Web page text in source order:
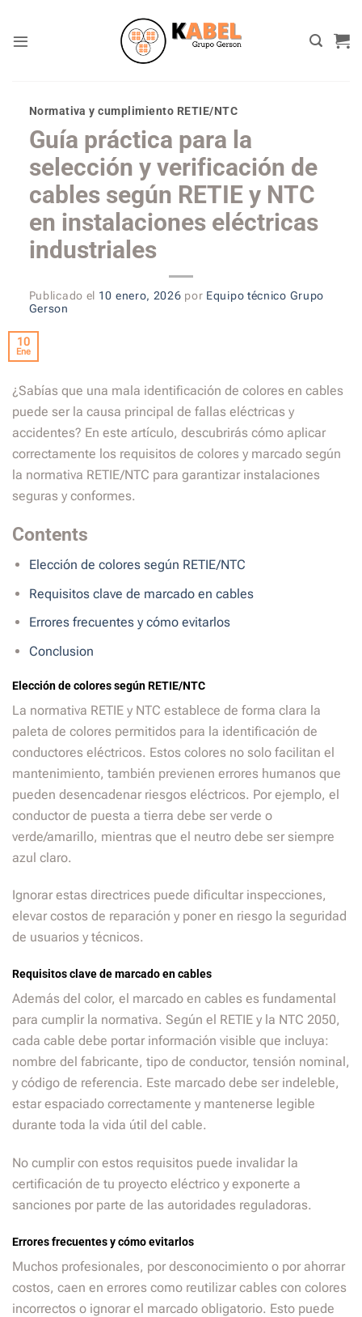
content
Normativa y cumplimiento RETIE/NTC
Guía práctica para la
selección y verificación de
cables según RETIE y NTC
en instalaciones eléctricas
industriales
Publicado el 10 enero, 2026 por Equipo técnico Grupo
Gerson
10
Ene
¿Sabías que una mala identificación de colores en cables
puede ser la causa principal de fallas eléctricas y
accidentes? En este artículo, descubrirás cómo aplicar
correctamente los requisitos de colores y marcado según
la normativa RETIE/NTC para garantizar instalaciones
seguras y conformes.
Contents
Elección de colores según RETIE/NTC
Requisitos clave de marcado en cables
Errores frecuentes y cómo evitarlos
Conclusion
Elección de colores según RETIE/NTC
La normativa RETIE y NTC establece de forma clara la
paleta de colores permitidos para la identificación de
conductores eléctricos. Estos colores no solo facilitan el
mantenimiento, también previenen errores humanos que
pueden desencadenar riesgos eléctricos. Por ejemplo, el
conductor de puesta a tierra debe ser verde o
verde/amarillo, mientras que el neutro debe ser siempre
azul claro.
Ignorar estas directrices puede dificultar inspecciones,
elevar costos de reparación y poner en riesgo la seguridad
de usuarios y técnicos.
Requisitos clave de marcado en cables
Además del color, el marcado en cables es fundamental
para cumplir la normativa. Según el RETIE y la NTC 2050,
cada cable debe portar información visible que incluya:
nombre del fabricante, tipo de conductor, tensión nominal,
y código de referencia. Este marcado debe ser indeleble,
estar espaciado correctamente y mantenerse legible
durante toda la vida útil del cable.
No cumplir con estos requisitos puede invalidar la
certificación de tu proyecto eléctrico y exponerte a
sanciones por parte de las autoridades reguladoras.
Errores frecuentes y cómo evitarlos
Muchos profesionales, por desconocimiento o por ahorrar
costos, caen en errores como reutilizar cables con colores
incorrectos o ignorar el marcado obligatorio. Esto puede